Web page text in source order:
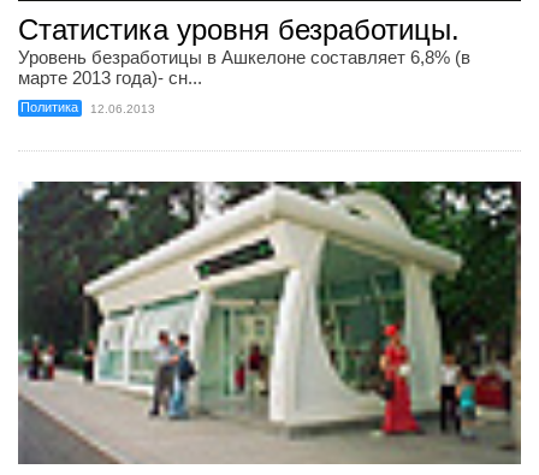
Статистика уровня безработицы.
Уровень безработицы в Ашкелоне составляет 6,8% (в
марте 2013 года)- сн...
Политика 12.06.2013